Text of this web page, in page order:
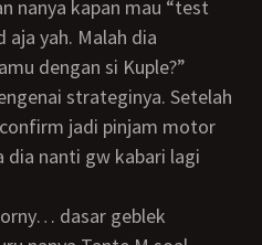
nanya kapan mau “test
aja yah. Malah dia
dengan si Kuple?”
strateginya. Setelah
jadi pinjam motor
dia nanti gw kabari lagi